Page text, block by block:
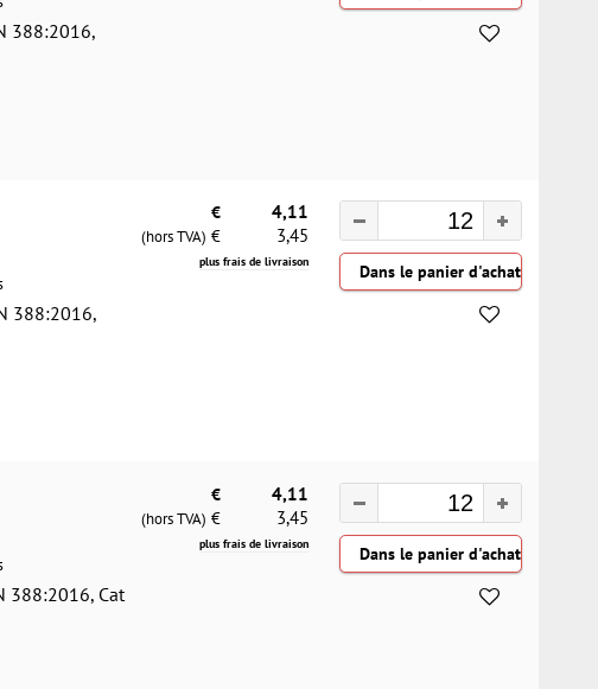
388:2016,
388:2016,
€ 4,11
(hors TVA) € 3,45
plus frais de livraison
388:2016, Cat
€ 4,11
(hors TVA) € 3,45
plus frais de livraison